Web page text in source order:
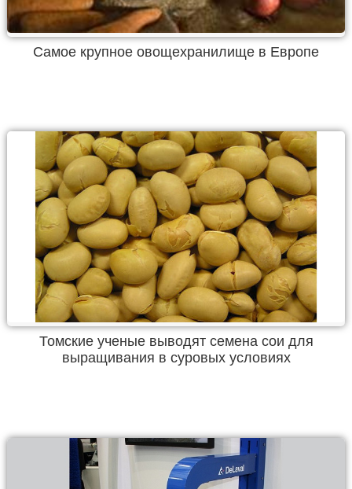
Самое крупное овощехранилище в Европе
Томские ученые выводят семена сои для
выращивания в суровых условиях